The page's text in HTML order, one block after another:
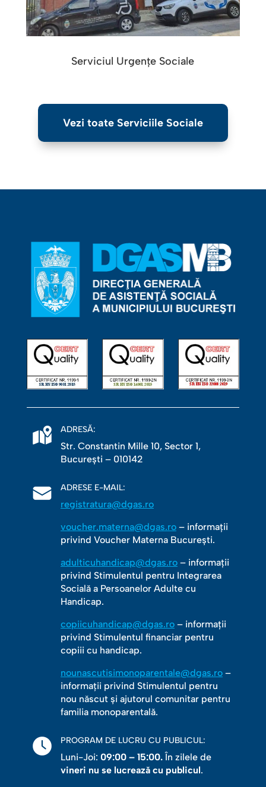
Serviciul Urgențe Sociale
Vezi toate Serviciile Sociale
ADRESĂ:
Str. Constantin Mille 10, Sector 1,
Bucureşti – 010142
ADRESE E-MAIL:
registratura@dgas.ro
voucher.materna@dgas.ro– informații
privind Voucher Materna București.
adulticuhandicap@dgas.ro– informații
privind Stimulentul pentru Integrarea
Socială a Persoanelor Adulte cu
Handicap.
copiicuhandicap@dgas.ro– informații
privind Stimulentul financiar pentru
copiii cu handicap.
nounascutisimonoparentale@dgas.ro–
informații privind Stimulentul pentru
nou născut și ajutorul comunitar pentru
familia monoparentală.
PROGRAM DE LUCRU CU PUBLICUL:
Luni-Joi: 09:00 – 15:00.În zilele de
vineri nu se lucrează cu publicul.